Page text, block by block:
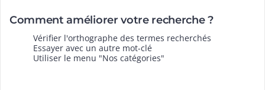
Comment améliorer votre recherche ?
Vérifier l'orthographe des termes recherchés
Essayer avec un autre mot-clé
Utiliser le menu "Nos catégories"